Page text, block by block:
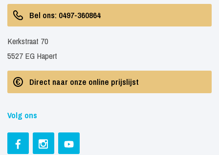
Bel ons: 0497-360864
Kerkstraat 70
5527 EG Hapert
Direct naar onze online prijslijst
Volg ons